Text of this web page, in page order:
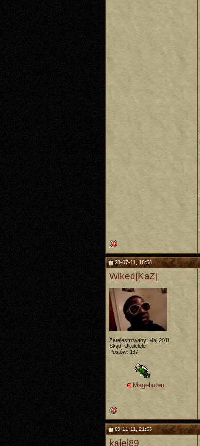
28-07-11, 18:58
Wiked[KaZ]
Zarejestrowany: Maj 2011
Skąd: Ukulelele
Postów: 137
Mageboten
09-11-11, 21:56
kalel89